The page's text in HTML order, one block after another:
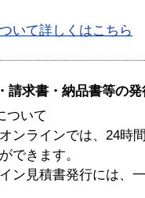
いて詳しくはこちら
請求書・納品書等の
ついて
ンラインでは、24時
できます。
ン見積書発行には、